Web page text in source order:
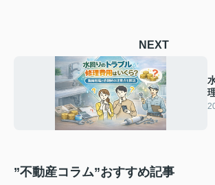
NEXT
”不動産コラム”おすすめ記事